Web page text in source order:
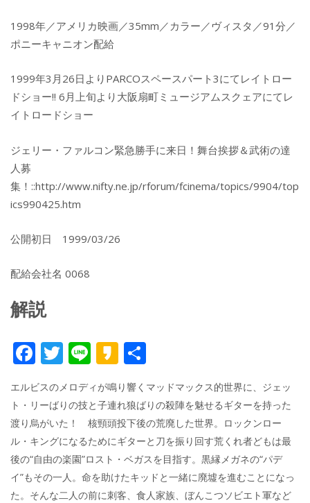
1998年／アメリカ映画／35mm／カラー／ヴィスタ／91分／
ポニーキャニオン配給
1999年3月26日よりPARCOスペースパート3にてレイトロー
ドショー!! 6月上旬より大阪扇町ミュージアムスクェアにてレ
イトロードショー
ジェリー・ファルコン緊急勝手に来日！舞台挨拶＆武術の達
人募
集！::http://www.nifty.ne.jp/rforum/fcinema/topics/9904/top
ics990425.htm
公開初日 1999/03/26
配給会社名 0068
解説
F
ac
e
b
o
o
k
T
itt
er
Li
e
K
a
k
a
o
エルビスのメロディが鳴り響くマッドマックス的世界に、ジェッ
ト・リーばりの技と子連れ狼ばりの殺陣を魅せるギターを持った
渡り烏がいた！ 核頸頭投下後の荒廃した世界。ロックンロー
ル・キングになるためにギターと刀を振り回す荒くれ者どもは最
後の“自由の楽園”ロスト・ベガスを目指す。黒縁メガネの“パデ
イ”もその一人。命を助けたキッドと一緒に廃墟を進むことになっ
た。そんな二人の前に刺客、食人家族、ぼんこつソビエト軍など